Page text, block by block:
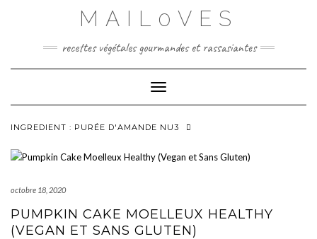
MAIL0VES
recettes végétales gourmandes et rassasiantes
Toggle Navigation
INGREDIENT : PURÉE D'AMANDE NU3
octobre 18, 2020
PUMPKIN CAKE MOELLEUX HEALTHY
(VEGAN ET SANS GLUTEN)